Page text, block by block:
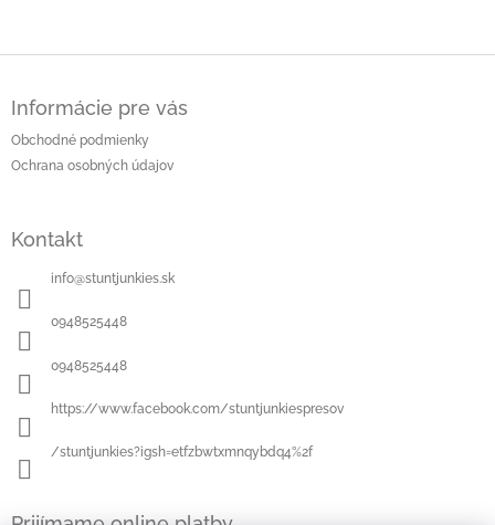
Informácie pre vás
Obchodné podmienky
Ochrana osobných údajov
Kontakt
info@stuntjunkies.sk
0948525448
0948525448
https://www.facebook.com/stuntjunkiespresov
/stuntjunkies?igsh=etfzbwtxmnqybdq4%2f